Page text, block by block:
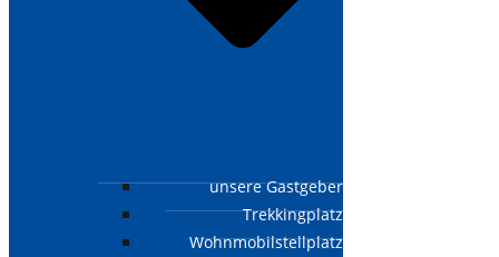
unsere Gastgeber
Trekkingplatz
Wohnmobilstellplatz